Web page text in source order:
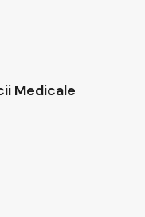
Medicale